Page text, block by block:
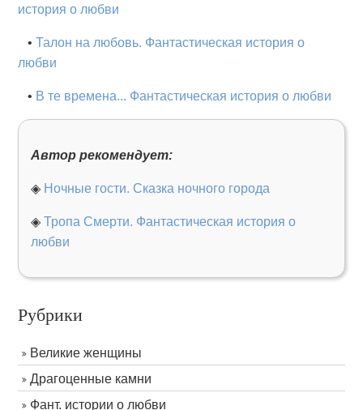
история о любви
•Талон на любовь. Фантастическая история о
любви
• В те времена... Фантастическая история о любви
Автор рекомендует:
◈ Ночные гости. Сказка ночного города
◈Тропа Смерти. Фантастическая история о
любви
Рубрики
Великие женщины
Драгоценные камни
Фант. истории о любви